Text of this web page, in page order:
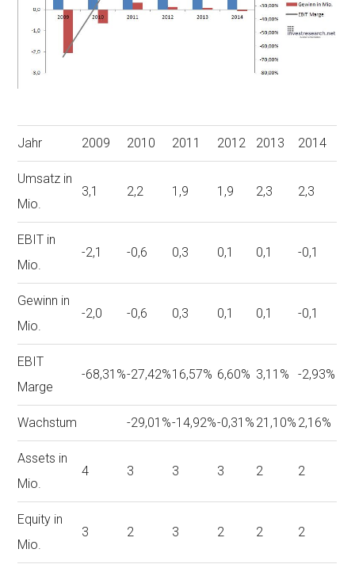
Jahr 2009 2010 2011 2012 2013 2014
Umsatz in
Mio.
3,1 2,2 1,9 1,9 2,3 2,3
EBIT in
Mio.
-2,1 -0,6 0,3 0,1 0,1 -0,1
Gewinn in
Mio.
-2,0 -0,6 0,3 0,1 0,1 -0,1
EBIT
Marge
-68,31%-27,42%16,57% 6,60% 3,11% -2,93%
Wachstum -29,01%-14,92%-0,31% 21,10% 2,16%
Assets in
Mio.
4 3 3 3 2 2
Equity in
Mio.
3 2 3 2 2 2